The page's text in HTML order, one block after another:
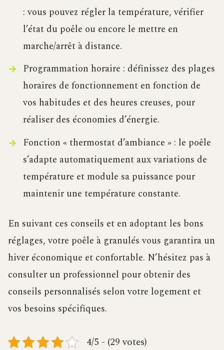
: vous pouvez régler la température, vérifier
l’état du poêle ou encore le mettre en
marche/arrêt à distance.
Programmation horaire : définissez des plages
horaires de fonctionnement en fonction de
vos habitudes et des heures creuses, pour
réaliser des économies d’énergie.
Fonction « thermostat d’ambiance » : le poêle
s’adapte automatiquement aux variations de
température et module sa puissance pour
maintenir une température constante.
En suivant ces conseils et en adoptant les bons
réglages, votre poêle à granulés vous garantira un
hiver économique et confortable. N’hésitez pas à
consulter un professionnel pour obtenir des
conseils personnalisés selon votre logement et
vos besoins spécifiques.
4/5 - (29 votes)